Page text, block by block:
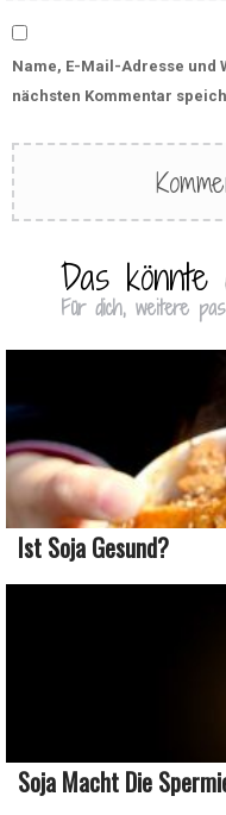
Name, E-Mail-Adresse und
nächsten Kommentar
Das könnte
Für dich, weitere
Ist Soja Gesund?
Soja Macht Die